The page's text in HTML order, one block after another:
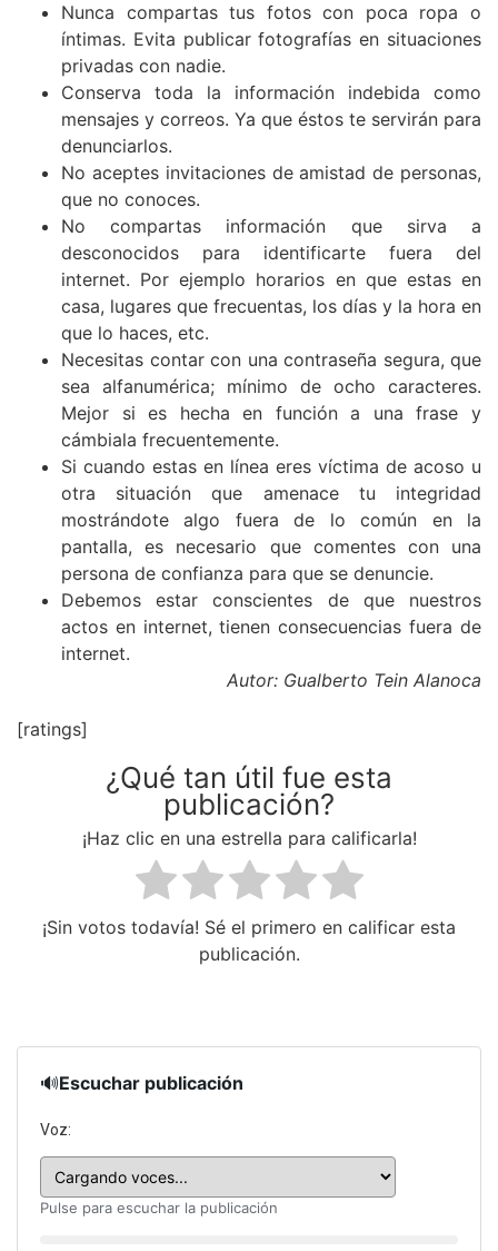
Nunca compartas tus fotos con poca ropa o
íntimas. Evita publicar fotografías en situaciones
privadas con nadie.
Conserva toda la información indebida como
mensajes y correos. Ya que éstos te servirán para
denunciarlos.
No aceptes invitaciones de amistad de personas,
que no conoces.
No compartas información que sirva a
desconocidos para identificarte fuera del
internet. Por ejemplo horarios en que estas en
casa, lugares que frecuentas, los días y la hora en
que lo haces, etc.
Necesitas contar con una contraseña segura, que
sea alfanumérica; mínimo de ocho caracteres.
Mejor si es hecha en función a una frase y
cámbiala frecuentemente.
Si cuando estas en línea eres víctima de acoso u
otra situación que amenace tu integridad
mostrándote algo fuera de lo común en la
pantalla, es necesario que comentes con una
persona de confianza para que se denuncie.
Debemos estar conscientes de que nuestros
actos en internet, tienen consecuencias fuera de
internet.
Autor: Gualberto Tein Alanoca
[ratings]
¿Qué tan útil fue esta
publicación?
¡Haz clic en una estrella para calificarla!
¡Sin votos todavía! Sé el primero en calificar esta
publicación.
🔊Escuchar publicación
Voz:
Pulse para escuchar la publicación